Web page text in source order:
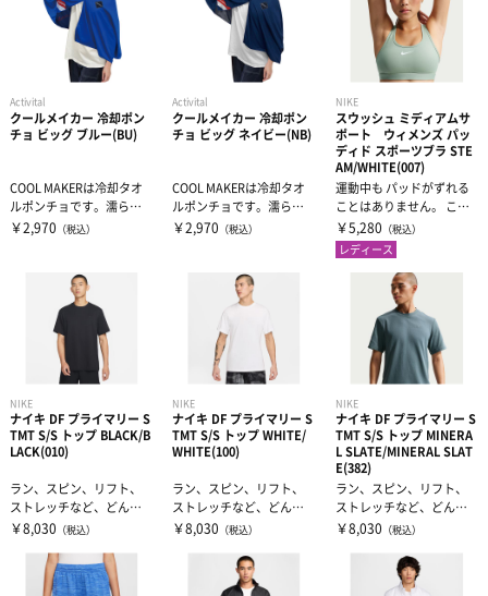
Activital
クールメイカー 冷却ポン
チョ ビッグ ブルー(BU)
COOL MAKERは冷却タオ
ルポンチョです。濡らし
て絞り、振るだけで生地
￥2,970 （税込）
Activital
クールメイカー 冷却ポン
チョ ビッグ ネイビー(NB)
COOL MAKERは冷却タオ
ルポンチョです。濡らし
て絞り、振るだけで生地
￥2,970 （税込）
NIKE
スウッシュ ミディアムサ
ポート ウィメンズ パッ
ディド スポーツブラ STE
AM/WHITE(007)
運動中も パッドがずれる
ことはありません。 この
スウッシュ ブラはパッド
を縫い込...
￥5,280 （税込）
レディース
NIKE
ナイキ DF プライマリー S
TMT S/S トップ BLACK/B
LACK(010)
ラン、スピン、リフト、
ストレッチなど、どんな
ワークアウトでも、速乾
￥8,030 （税込）
NIKE
ナイキ DF プライマリー S
TMT S/S トップ WHITE/
WHITE(100)
ラン、スピン、リフト、
ストレッチなど、どんな
ワークアウトでも、速乾
￥8,030 （税込）
NIKE
ナイキ DF プライマリー S
TMT S/S トップ MINERA
L SLATE/MINERAL SLAT
E(382)
ラン、スピン、リフト、
ストレッチなど、どんな
ワークアウトでも、速乾
￥8,030 （税込）